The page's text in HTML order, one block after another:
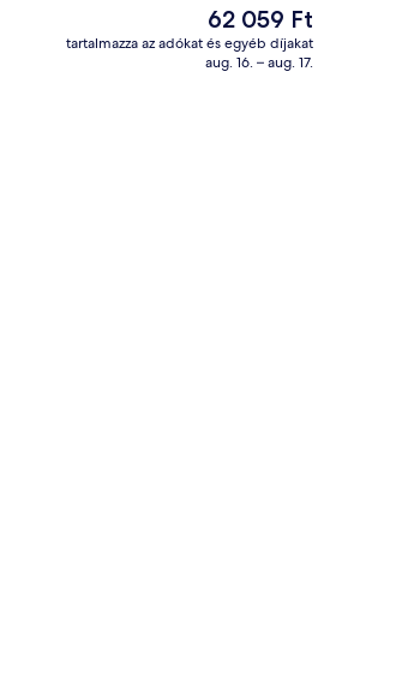
Bár (a szálláshelyen)
A
jelenlegi
ár
62 059 Ft
tartalmazza az adókat és egyéb díjakat
aug. 16. – aug. 17.